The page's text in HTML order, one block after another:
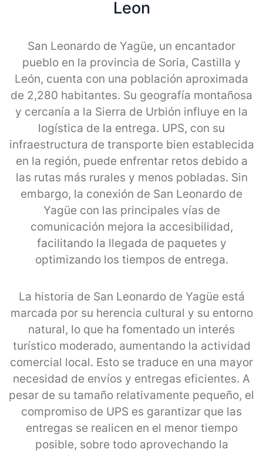
Leon
San Leonardo de Yagüe, un encantador
pueblo en la provincia de Soria, Castilla y
León, cuenta con una población aproximada
de 2,280 habitantes. Su geografía montañosa
y cercanía a la Sierra de Urbión influye en la
logística de la entrega. UPS, con su
infraestructura de transporte bien establecida
en la región, puede enfrentar retos debido a
las rutas más rurales y menos pobladas. Sin
embargo, la conexión de San Leonardo de
Yagüe con las principales vías de
comunicación mejora la accesibilidad,
facilitando la llegada de paquetes y
optimizando los tiempos de entrega.
La historia de San Leonardo de Yagüe está
marcada por su herencia cultural y su entorno
natural, lo que ha fomentado un interés
turístico moderado, aumentando la actividad
comercial local. Esto se traduce en una mayor
necesidad de envíos y entregas eficientes. A
pesar de su tamaño relativamente pequeño, el
compromiso de UPS es garantizar que las
entregas se realicen en el menor tiempo
posible, sobre todo aprovechando la